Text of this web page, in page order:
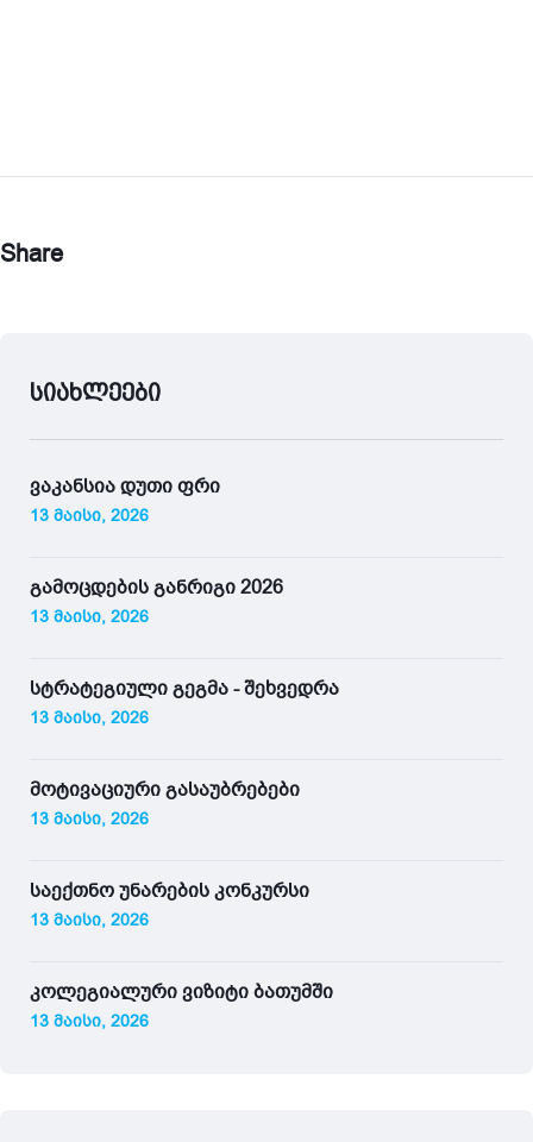
Share
სიახლეები
ვაკანსია დუთი ფრი
13 მაისი, 2026
გამოცდების განრიგი 2026
13 მაისი, 2026
სტრატეგიული გეგმა - შეხვედრა
13 მაისი, 2026
მოტივაციური გასაუბრებები
13 მაისი, 2026
საექთნო უნარების კონკურსი
13 მაისი, 2026
კოლეგიალური ვიზიტი ბათუმში
13 მაისი, 2026